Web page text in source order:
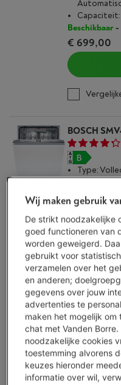
Capaciteit:
Beschikbaar-
€ 699,00
BOSCH
Type:
Capaciteit:
Beschikbaar -
€ 999,00
Inbouwactie
Wij maken gebruik
De strikt noodzakelijke
goed functioneren van
worden geweigerd.
gebruikt voor
verzamelen over het
en anderen;
gegevens over jouw
advertenties te
maken het mogelijk
chat met Vanden
noodzakelijke cookies
toestemming alvorens
keuzes hieronder
informatie over wil,